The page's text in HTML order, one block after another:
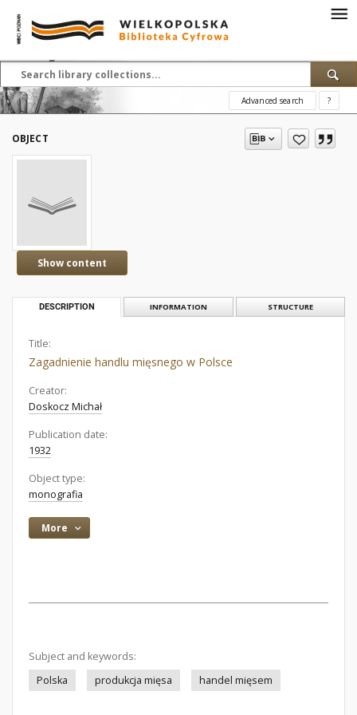
Advanced search ?
OBJECT
Show content
DESCRIPTION INFORMATION STRUCTURE
Title:
Zagadnienie handlu mięsnego w Polsce
Creator:
Doskocz Michał
Publication date:
1932
Object type:
monografia
More
Subject and keywords:
Polska
produkcja mięsa handel mięsem